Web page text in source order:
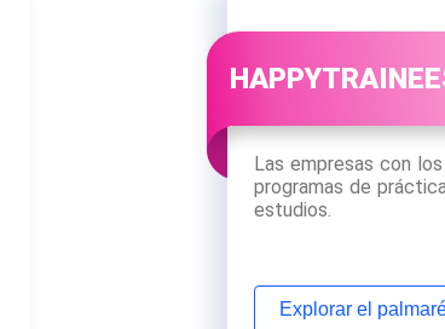
Las empresas con
programas de
estudios.
Explorar el